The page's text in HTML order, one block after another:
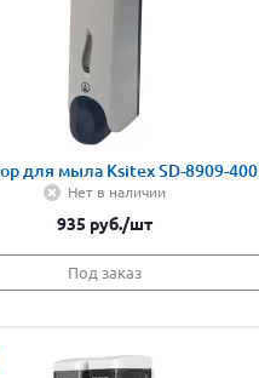
для мыла Ksitex SD-8909-400
Нет в наличии
935 руб./шт
Под заказ